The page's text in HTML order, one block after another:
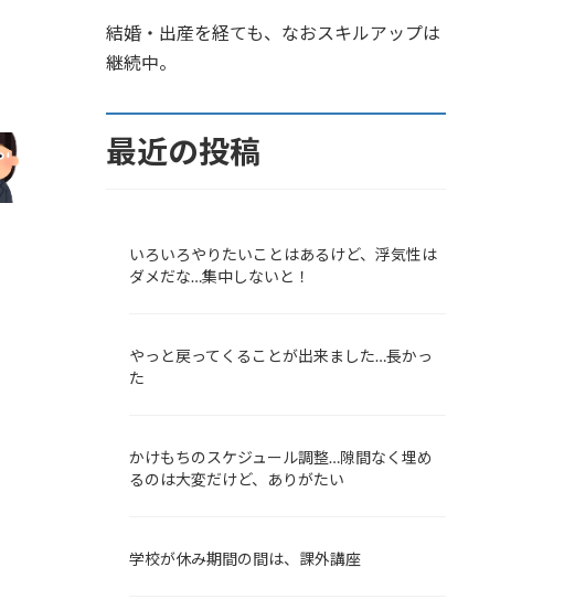
結婚・出産を経ても、なおスキルアップは
継続中。
最近の投稿
いろいろやりたいことはあるけど、浮気性は
ダメだな…集中しないと！
やっと戻ってくることが出来ました…長かっ
た
かけもちのスケジュール調整…隙間なく埋め
るのは大変だけど、ありがたい
学校が休み期間の間は、課外講座